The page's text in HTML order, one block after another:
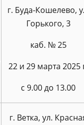
г. Буда-Кошелево,
Горького, 3
каб. № 25
22 и 29 марта 2025
с 9.00 до 13.00
г. Ветка, ул.